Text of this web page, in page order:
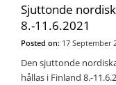
Sjuttonde
8.-11.6.2021
Posted on: 17 September
Den sjuttonde
hållas i Finland 8.-